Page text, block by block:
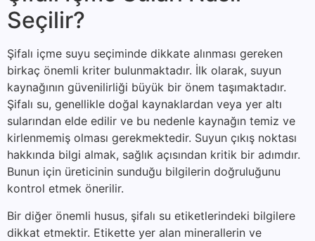
Seçilir?
Şifalı içme suyu seçiminde dikkate alınması gereken
birkaç önemli kriter bulunmaktadır. İlk olarak, suyun
kaynağının güvenilirliği büyük bir önem taşımaktadır.
Şifalı su, genellikle doğal kaynaklardan veya yer altı
sularından elde edilir ve bu nedenle kaynağın temiz ve
kirlenmemiş olması gerekmektedir. Suyun çıkış noktası
hakkında bilgi almak, sağlık açısından kritik bir adımdır.
Bunun için üreticinin sunduğu bilgilerin doğruluğunu
kontrol etmek önerilir.
Bir diğer önemli husus, şifalı su etiketlerindeki bilgilere
dikkat etmektir. Etikette yer alan minerallerin ve